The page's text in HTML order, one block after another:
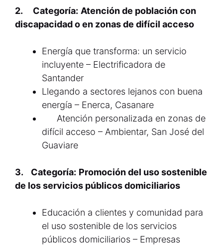
2. Categoría: Atención de población con
discapacidad o en zonas de difícil acceso
Energía que transforma: un servicio
incluyente – Electrificadora de
Santander
Llegando a sectores lejanos con buena
energía – Enerca, Casanare
Atención personalizada en zonas de
difícil acceso – Ambientar, San José del
Guaviare
3. Categoría: Promoción del uso sostenible
de los servicios públicos domiciliarios
Educación a clientes y comunidad para
el uso sostenible de los servicios
públicos domiciliarios – Empresas